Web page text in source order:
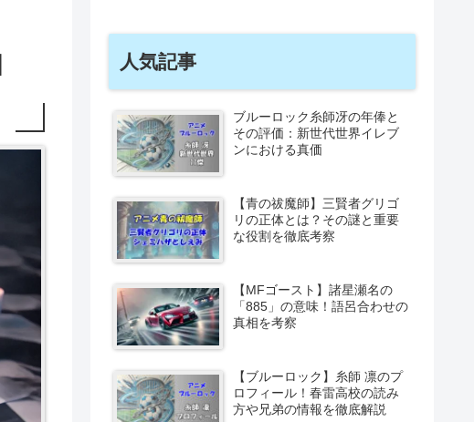
人気記事
ブルーロック糸師冴の年俸と
その評価：新世代世界イレブ
ンにおける真価
【青の祓魔師】三賢者グリゴ
リの正体とは？その謎と重要
な役割を徹底考察
【MFゴースト】諸星瀬名の
「885」の意味！語呂合わせの
真相を考察
【ブルーロック】糸師 凛のプ
ロフィール！春雷高校の読み
方や兄弟の情報を徹底解説